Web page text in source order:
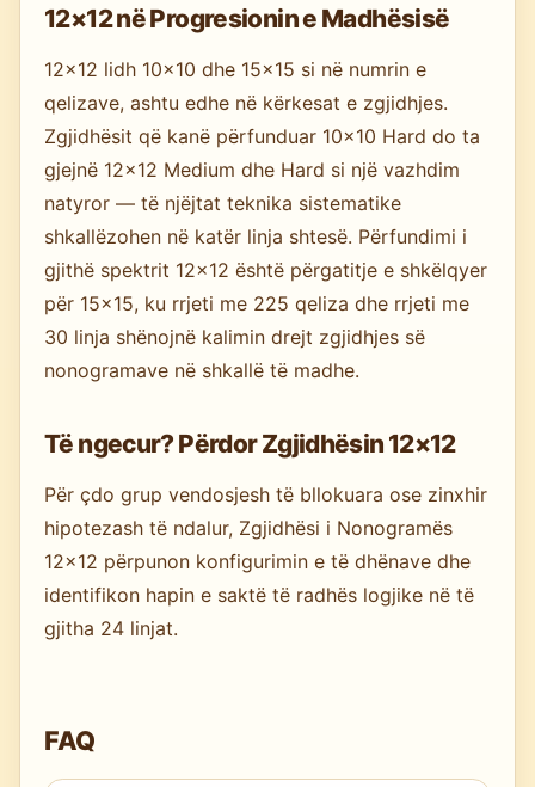
12×12 në Progresionin e Madhësisë
12×12 lidh 10×10 dhe 15×15 si në numrin e
qelizave, ashtu edhe në kërkesat e zgjidhjes.
Zgjidhësit që kanë përfunduar 10×10 Hard do ta
gjejnë 12×12 Medium dhe Hard si një vazhdim
natyror — të njëjtat teknika sistematike
shkallëzohen në katër linja shtesë. Përfundimi i
gjithë spektrit 12×12 është përgatitje e shkëlqyer
për 15×15, ku rrjeti me 225 qeliza dhe rrjeti me
30 linja shënojnë kalimin drejt zgjidhjes së
nonogramave në shkallë të madhe.
Të ngecur? Përdor Zgjidhësin 12×12
Për çdo grup vendosjesh të bllokuara ose zinxhir
hipotezash të ndalur, Zgjidhësi i Nonogramës
12×12 përpunon konfigurimin e të dhënave dhe
identifikon hapin e saktë të radhës logjike në të
gjitha 24 linjat.
FAQ